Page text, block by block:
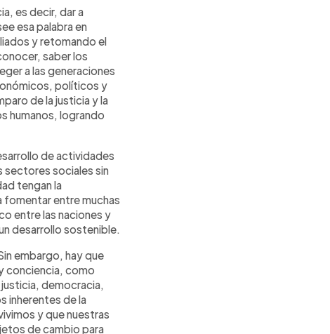
es decir, dar a
esa palabra en
y retomando el
saber los
a las generaciones
políticos y
de la justicia y la
humanos, logrando
de actividades
sectores sociales sin
tengan la
fomentar entre muchas
entre las naciones y
desarrollo sostenible.
embargo, hay que
conciencia, como
democracia,
inherentes de la
y que nuestras
de cambio para